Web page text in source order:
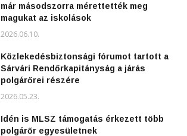
már másodszorra mérettették meg
magukat az iskolások
2026.06.10.
Közlekedésbiztonsági fórumot tartott a
Sárvári Rendőrkapitányság a járás
polgárőrei részére
2026.05.23.
Idén is MLSZ támogatás érkezett több
polgárőr egyesületnek